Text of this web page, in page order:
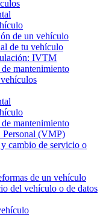
de un vehículo
de tu vehículo
IVTM
mantenimiento
mantenimiento
(VMP)
cambio de servicio o
de un vehículo
del vehículo o de datos